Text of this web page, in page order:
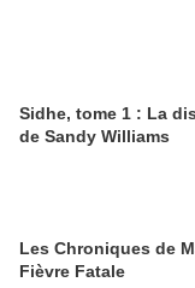
Sidhe, tome 1 : La
de Sandy Williams
Les Chroniques de
Fièvre Fatale